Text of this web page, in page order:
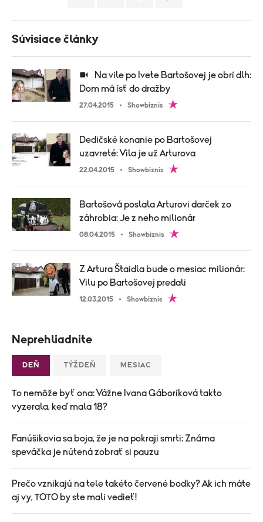
Súvisiace články
Dom má ísť do dražby
27.04.2015 Showbiznis
Dedičské konanie po Bartošovej
uzavreté: Vila je už Arturova
22.04.2015 Showbiznis
Bartošová poslala Arturovi darček zo
záhrobia: Je z neho milionár
08.04.2015 Showbiznis
Z Artura Štaidla bude o mesiac milionár:
Vilu po Bartošovej predali
12.03.2015 Showbiznis
Neprehliadnite
DEŇ TÝŽDEŇ MESIAC
To nemôže byť ona: Vážne Ivana Gáboríková takto
vyzerala, keď mala 18?
Fanúšikovia sa boja, že je na pokraji smrti: Známa
speváčka je nútená zobrať si pauzu
Prečo vznikajú na tele takéto červené bodky? Ak ich máte
aj vy, TOTO by ste mali vedieť!